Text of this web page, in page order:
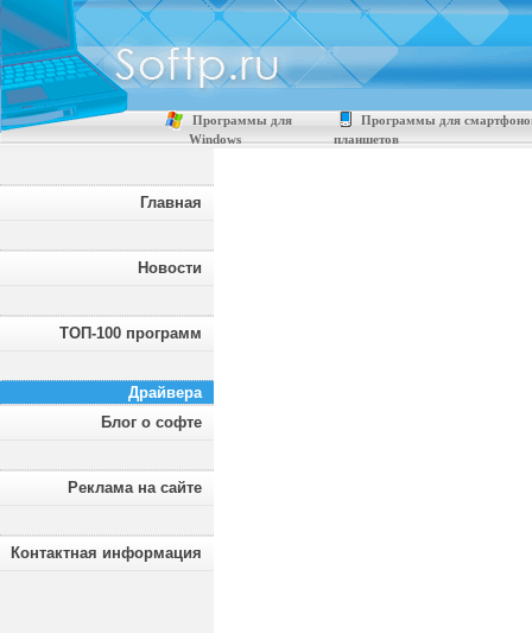
Программы для
Windows
Программы для
планшетов
Главная
Новости
ТОП-100 программ
Драйвера
Блог о софте
Реклама на сайте
Контактная информация